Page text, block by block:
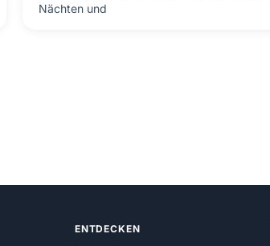
Nächten und
ENTDECKEN